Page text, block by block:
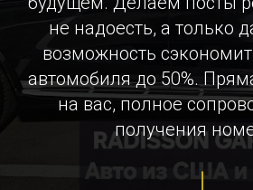
не надоесть, а только
возможность
автомобиля до 50%.
на вас, полное
получения